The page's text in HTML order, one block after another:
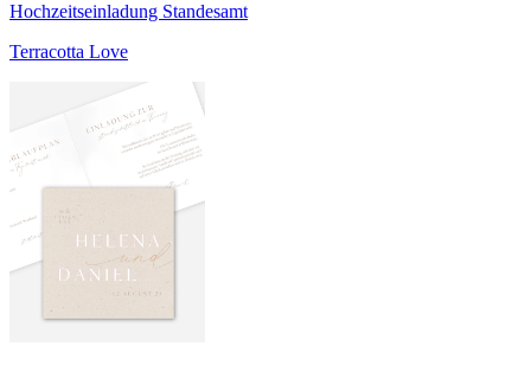
Hochzeitseinladung Standesamt
Terracotta Love